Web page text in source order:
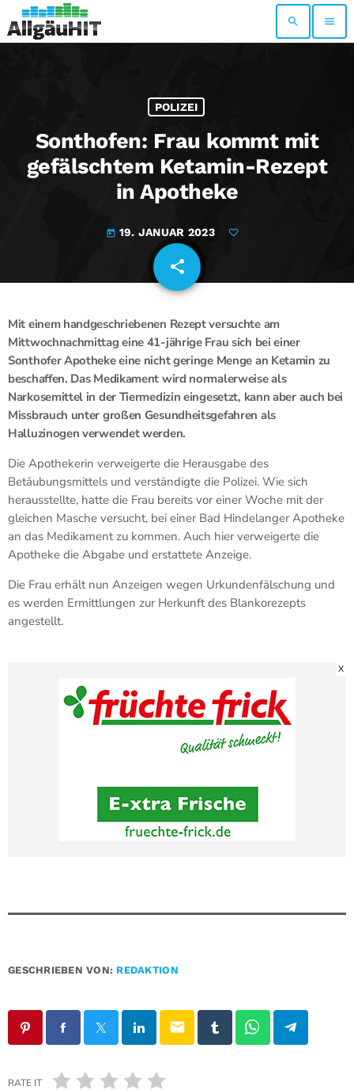
search menu
POLIZEI
Sonthofen: Frau kommt mit
gefälschtem Ketamin-Rezept
in Apotheke
today 19. JANUAR 2023
share
email
Mit einem handgeschriebenen Rezept versuchte am
Mittwochnachmittag eine 41-jährige Frau sich bei einer
Sonthofer Apotheke eine nicht geringe Menge an Ketamin zu
beschaffen. Das Medikament wird normalerweise als
Narkosemittel in der Tiermedizin eingesetzt, kann aber auch bei
Missbrauch unter großen Gesundheitsgefahren als
Halluzinogen verwendet werden.
Die Apothekerin verweigerte die Herausgabe des
Betäubungsmittels und verständigte die Polizei. Wie sich
herausstellte, hatte die Frau bereits vor einer Woche mit der
gleichen Masche versucht, bei einer Bad Hindelanger Apotheke
an das Medikament zu kommen. Auch hier verweigerte die
Apotheke die Abgabe und erstattete Anzeige.
Die Frau erhält nun Anzeigen wegen Urkundenfälschung und
es werden Ermittlungen zur Herkunft des Blankorezepts
angestellt.
X
GESCHRIEBEN VON: REDAKTION
email
RATE IT